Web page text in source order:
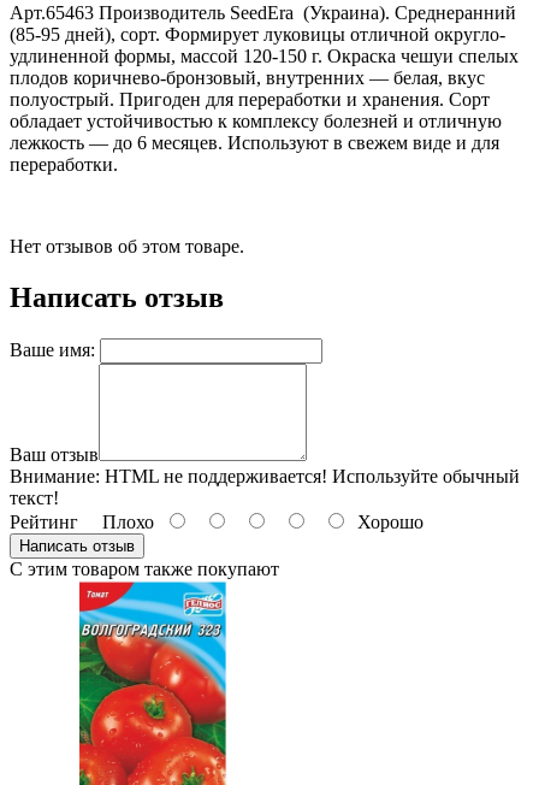
Арт.65463 Производитель SeedEra (Украина). Среднеранний
(85-95 дней), сорт. Формирует луковицы отличной округло-
удлиненной формы, массой 120-150 г. Окраска чешуи спелых
плодов коричнево-бронзовый, внутренних — белая, вкус
полуострый. Пригоден для переработки и хранения. Сорт
обладает устойчивостью к комплексу болезней и отличную
лежкость — до 6 месяцев. Используют в свежем виде и для
переработки.
Нет отзывов об этом товаре.
Написать отзыв
Ваше имя:
Ваш отзыв
Внимание: HTML не поддерживается! Используйте обычный
текст!
Рейтинг Плохо Хорошо
Написать отзыв
С этим товаром также покупают